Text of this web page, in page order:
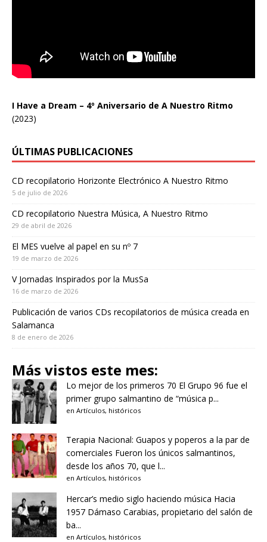
I Have a Dream – 4º Aniversario de A Nuestro Ritmo
(2023)
ÚLTIMAS PUBLICACIONES
CD recopilatorio Horizonte Electrónico A Nuestro Ritmo
5 de julio de 2026
CD recopilatorio Nuestra Música, A Nuestro Ritmo
29 de abril de 2026
El MES vuelve al papel en su nº 7
19 de marzo de 2026
V Jornadas Inspirados por la MusSa
16 de marzo de 2026
Publicación de varios CDs recopilatorios de música creada en
Salamanca
8 de enero de 2026
Más vistos este mes:
Lo mejor de los primeros 70 El Grupo 96 fue el
primer grupo salmantino de “música p...
en Artículos, históricos
Terapia Nacional: Guapos y poperos a la par de
comerciales Fueron los únicos salmantinos,
desde los años 70, que l...
en Artículos, históricos
Hercar’s medio siglo haciendo música Hacia
1957 Dámaso Carabias, propietario del salón de
ba...
en Artículos, históricos